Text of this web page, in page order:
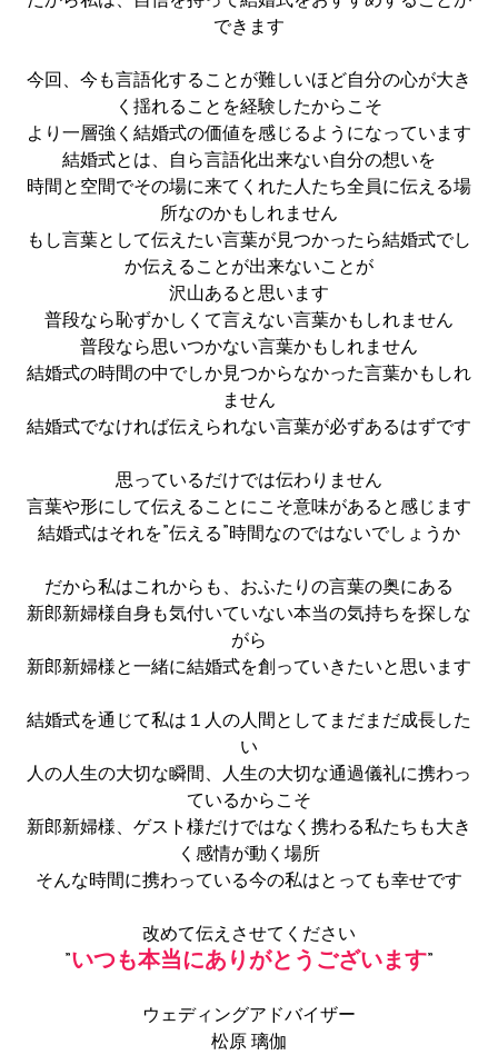
できます
今回、今も言語化することが難しいほど自分の心が大き
く揺れることを経験したからこそ
より一層強く結婚式の価値を感じるようになっています
結婚式とは、自ら言語化出来ない自分の想いを
時間と空間でその場に来てくれた人たち全員に伝える場
所なのかもしれません
もし言葉として伝えたい言葉が見つかったら結婚式でし
か伝えることが出来ないことが
沢山あると思います
普段なら恥ずかしくて言えない言葉かもしれません
普段なら思いつかない言葉かもしれません
結婚式の時間の中でしか見つからなかった言葉かもしれ
ません
結婚式でなければ伝えられない言葉が必ずあるはずです
思っているだけでは伝わりません
言葉や形にして伝えることにこそ意味があると感じます
結婚式はそれを”伝える”時間なのではないでしょうか
だから私はこれからも、おふたりの言葉の奥にある
新郎新婦様自身も気付いていない本当の気持ちを探しな
がら
新郎新婦様と一緒に結婚式を創っていきたいと思います
結婚式を通じて私は１人の人間としてまだまだ成長した
い
人の人生の大切な瞬間、人生の大切な通過儀礼に携わっ
ているからこそ
新郎新婦様、ゲスト様だけではなく携わる私たちも大き
く感情が動く場所
そんな時間に携わっている今の私はとっても幸せです
改めて伝えさせてください
”いつも本当にありがとうございます”
ウェディングアドバイザー
松原 璃伽